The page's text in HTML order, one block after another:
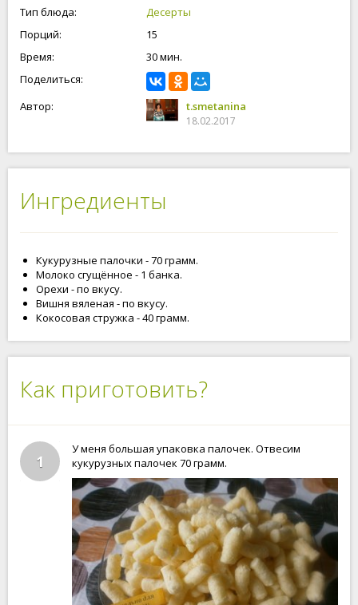
Тип блюда:
Десерты
Порций:
15
Время:
30 мин.
Поделиться:
Автор:
t.smetanina
18.02.2017
Ингредиенты
Кукурузные палочки - 70 грамм.
Молоко сгущённое - 1 банка.
Орехи - по вкусу.
Вишня вяленая - по вкусу.
Кокосовая стружка - 40 грамм.
Как приготовить?
1
У меня большая упаковка палочек. Отвесим
кукурузных палочек 70 грамм.